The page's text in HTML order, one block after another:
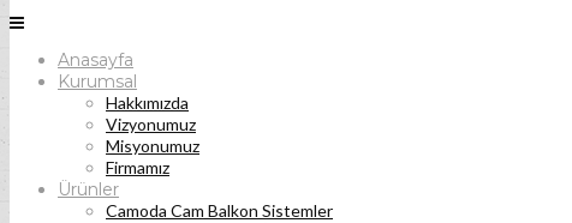
Anasayfa
Kurumsal
Hakkımızda
Vizyonumuz
Misyonumuz
Firmamız
Ürünler
Camoda Cam Balkon Sistemler